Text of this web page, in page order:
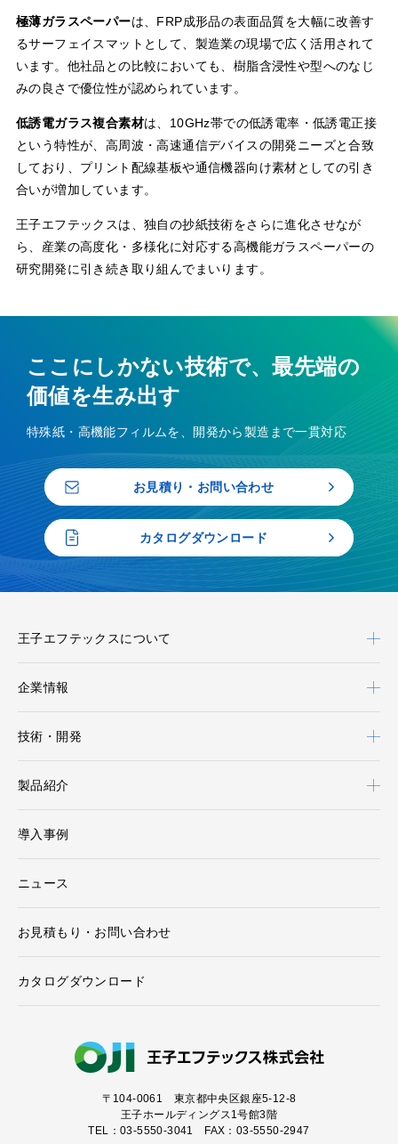
極薄ガラスペーパーは、FRP成形品の表面品質を大幅に改善す
るサーフェイスマットとして、製造業の現場で広く活用されて
います。他社品との比較においても、樹脂含浸性や型へのなじ
みの良さで優位性が認められています。
低誘電ガラス複合素材は、10GHz帯での低誘電率・低誘電正接
という特性が、高周波・高速通信デバイスの開発ニーズと合致
しており、プリント配線基板や通信機器向け素材としての引き
合いが増加しています。
王子エフテックスは、独自の抄紙技術をさらに進化させなが
ら、産業の高度化・多様化に対応する高機能ガラスペーパーの
研究開発に引き続き取り組んでまいります。
ここにしかない技術で、最先端の
価値を生み出す
特殊紙・高機能フィルムを、開発から製造まで一貫対応
お見積り・お問い合わせ
カタログダウンロード
〒104-0061 東京都中央区銀座5-12-8
王子ホールディングス1号館3階
TEL：03-5550-3041 FAX：03-5550-2947
王子エフテックスについて
企業情報
技術・開発
製品紹介
導入事例
ニュース
お見積もり・お問い合わせ
カタログダウンロード